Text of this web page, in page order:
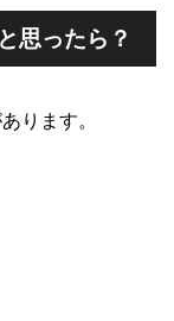
思ったら？
ります。